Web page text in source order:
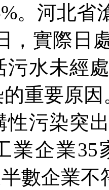
。河北省
，實際日
污水未經
重要原因
染突出
業企業35
數企業